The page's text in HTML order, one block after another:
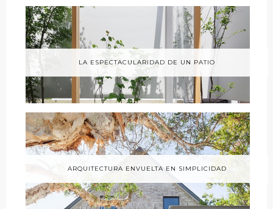
LA ESPECTACULARIDAD DE UN PATIO
ARQUITECTURA ENVUELTA EN SIMPLICIDAD